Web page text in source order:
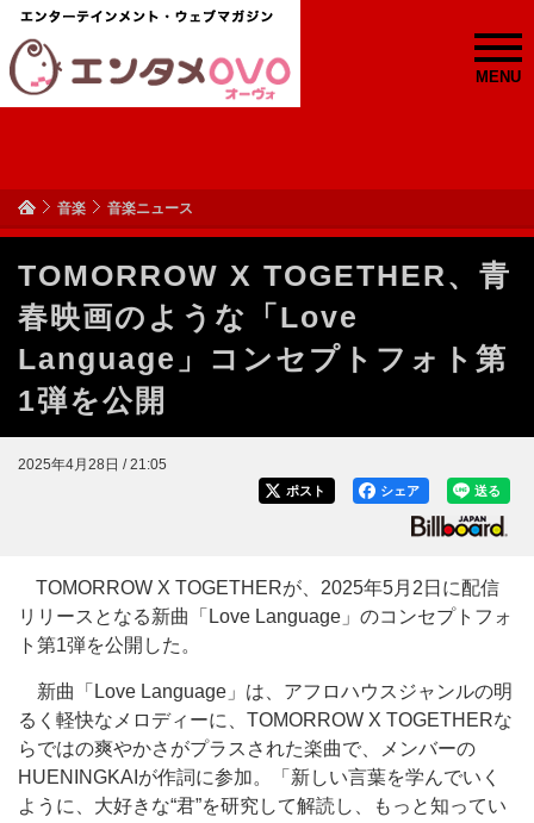
MENU
音楽 音楽ニュース
TOMORROW X TOGETHER、青
春映画のような「Love
Language」コンセプトフォト第
1弾を公開
2025年4月28日 / 21:05
送る
シェア
ポスト
TOMORROW X TOGETHERが、2025年5月2日に配信
リリースとなる新曲「Love Language」のコンセプトフォ
ト第1弾を公開した。
新曲「Love Language」は、アフロハウスジャンルの明
るく軽快なメロディーに、TOMORROW X TOGETHERな
らではの爽やかさがプラスされた楽曲で、メンバーの
HUENINGKAIが作詞に参加。「新しい言葉を学んでいく
ように、大好きな“君”を研究して解読し、もっと知ってい